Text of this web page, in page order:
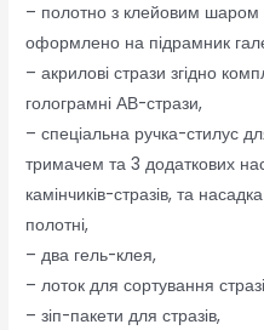
– полотно з клейовим шаром
оформлено на підрамник
– акрилові стрази згідно
голограмні АВ-стрази,
– спеціальна ручка-стилус
тримачем та 3 додаткових
камінчиків-стразів, та
полотні,
– два гель-клея,
– лоток для сортування
– зіп-пакети для стразів,